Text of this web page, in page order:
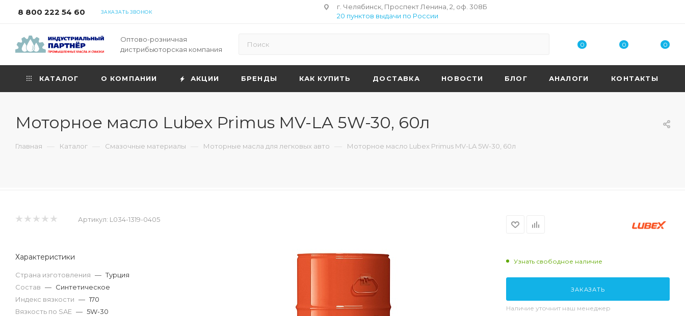
8 800 222 54 60 ЗАКАЗАТЬ ЗВОНОК
г. Челябинск, Проспект Ленина, 2, оф. 308Б
20 пунктов выдачи по России
Оптово-розничная
дистрибьюторская компания
0 0 0
КАТАЛОГ О КОМПАНИИ АКЦИИ БРЕНДЫ КАК КУПИТЬ ДОСТАВКА НОВОСТИ БЛОГ АНАЛОГИ КОНТАКТЫ
Моторное масло Lubex Primus MV-LA 5W-30, 60л
Главная — Каталог — Смазочные материалы — Моторные масла для легковых авто — Моторное масло Lubex Primus MV-LA 5W-30, 60л
Артикул: L034-1319-0405
Характеристики
Страна изготовления — Турция
Состав — Синтетическое
Индекс вязкости — 170
Вязкость по SAE — 5W-30
Узнать свободное наличие
ЗАКАЗАТЬ
Наличие уточнит наш менеджер